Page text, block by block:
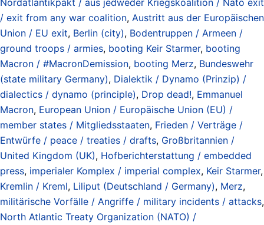
/ exit from any war coalition, Austritt aus der Europäischen
Union / EU exit, Berlin (city), Bodentruppen / Armeen /
ground troops / armies, booting Keir Starmer, booting
Macron / #MacronDemission, booting Merz, Bundeswehr
(state military Germany), Dialektik / Dynamo (Prinzip) /
dialectics / dynamo (principle), Drop dead!, Emmanuel
Macron, European Union / Europäische Union (EU) /
member states / Mitgliedsstaaten, Frieden / Verträge /
Entwürfe / peace / treaties / drafts, Großbritannien /
United Kingdom (UK), Hofberichterstattung / embedded
press, imperialer Komplex / imperial complex, Keir Starmer,
Kremlin / Kreml, Liliput (Deutschland / Germany), Merz,
militärische Vorfälle / Angriffe / military incidents / attacks,
North Atlantic Treaty Organization (NATO) /